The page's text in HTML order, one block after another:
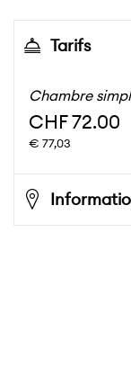
Tarifs
Chambre
CHF 72.00
€ 77,03